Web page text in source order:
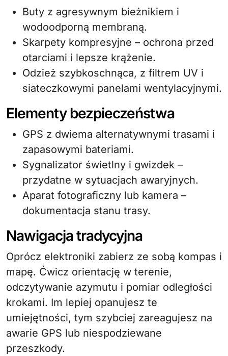
Buty z agresywnym bieżnikiem i
wodoodporną membraną.
Skarpety kompresyjne – ochrona przed
otarciami i lepsze krążenie.
Odzież szybkoschnąca, z filtrem UV i
siateczkowymi panelami wentylacyjnymi.
Elementy bezpieczeństwa
GPS z dwiema alternatywnymi trasami i
zapasowymi bateriami.
Sygnalizator świetlny i gwizdek –
przydatne w sytuacjach awaryjnych.
Aparat fotograficzny lub kamera –
dokumentacja stanu trasy.
Nawigacja tradycyjna
Oprócz elektroniki zabierz ze sobą kompas i
mapę. Ćwicz orientację w terenie,
odczytywanie azymutu i pomiar odległości
krokami. Im lepiej opanujesz te
umiejętności, tym szybciej zareagujesz na
awarie GPS lub niespodziewane
przeszkody.